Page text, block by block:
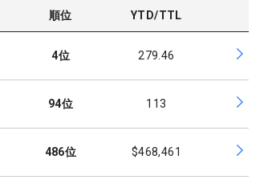
順位 YTD/TTL
4位 279.46
94位 113
486位 $468,461